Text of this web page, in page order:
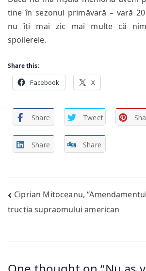
tine în sezonul primăvară – vară
nu îți mai zic mai multe că
spoilerele.
Share this:
Facebook X
Share Tweet
Share Share
Post
navigation
Ciprian Mitoceanu,
trucția supraomului american